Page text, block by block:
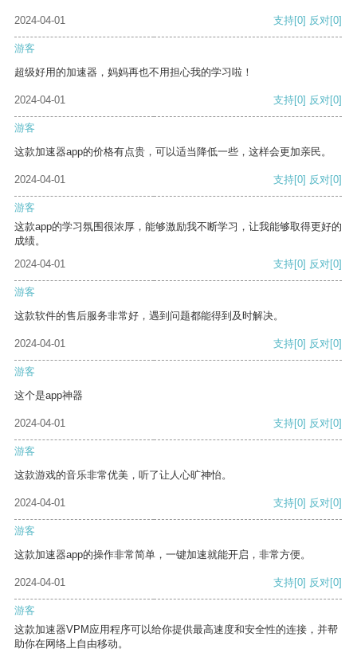
2024-04-01 支持[0] 反对[0]
游客
超级好用的加速器，妈妈再也不用担心我的学习啦！
2024-04-01 支持[0] 反对[0]
游客
这款加速器app的价格有点贵，可以适当降低一些，这样会更加亲民。
2024-04-01 支持[0] 反对[0]
游客
这款app的学习氛围很浓厚，能够激励我不断学习，让我能够取得更好的
成绩。
2024-04-01
支持[0] 反对[0]
游客
这款软件的售后服务非常好，遇到问题都能得到及时解决。
2024-04-01 支持[0] 反对[0]
游客
这个是app神器
2024-04-01 支持[0] 反对[0]
游客
这款游戏的音乐非常优美，听了让人心旷神怡。
2024-04-01 支持[0] 反对[0]
游客
这款加速器app的操作非常简单，一键加速就能开启，非常方便。
2024-04-01 支持[0] 反对[0]
游客
这款加速器VPM应用程序可以给你提供最高速度和安全性的连接，并帮
助你在网络上自由移动。